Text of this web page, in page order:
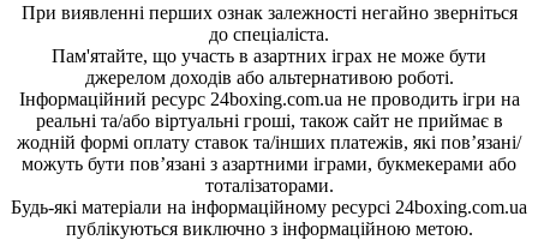
При виявленні перших ознак залежності негайно зверніться
до спеціаліста.
Пам'ятайте, що участь в азартних іграх не може бути
джерелом доходів або альтернативою роботі.
Інформаційний ресурс 24boxing.com.ua не проводить ігри на
реальні та/або віртуальні гроші, також сайт не приймає в
жодній формі оплату ставок та/інших платежів, які пов’язані/
можуть бути пов’язані з азартними іграми, букмекерами або
тоталізаторами.
Будь-які матеріали на інформаційному ресурсі 24boxing.com.ua
публікуються виключно з інформаційною метою.